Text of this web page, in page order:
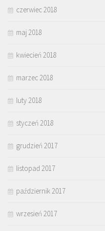
czerwiec 2018
maj 2018
kwiecień 2018
marzec 2018
luty 2018
styczeń 2018
grudzień 2017
listopad 2017
październik 2017
wrzesień 2017